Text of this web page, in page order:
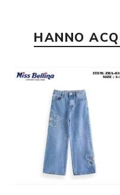
HANNO